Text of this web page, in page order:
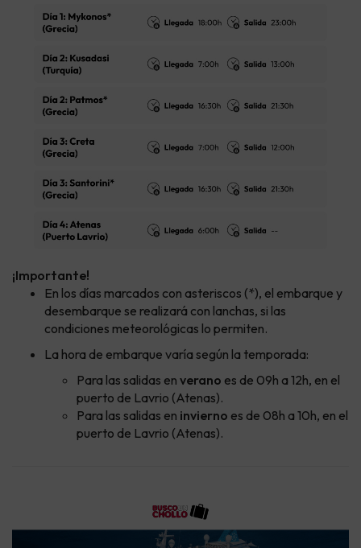
¡Importante!
En los días marcados con asteriscos (*), el embarque y
desembarque se realizará con lanchas, si las
condiciones meteorológicas lo permiten.
La hora de embarque varía según la temporada:
Para las salidas en verano es de 09h a 12h, en el
puerto de Lavrio (Atenas).
Para las salidas en invierno es de 08h a 10h, en el
puerto de Lavrio (Atenas).